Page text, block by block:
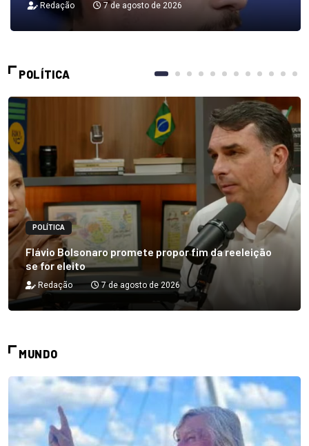
Redação 7 de agosto de 2026
POLÍTICA
POLÍTICA
Flávio Bolsonaro promete propor fim da reeleição
se for eleito
Redação 7 de agosto de 2026
MUNDO